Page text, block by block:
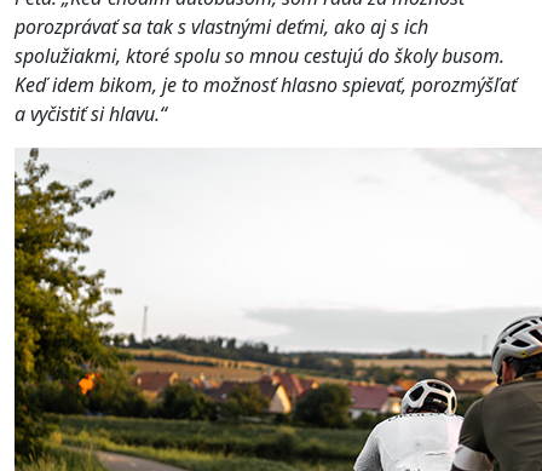
porozprávať sa tak s vlastnými deťmi, ako aj s ich
spolužiakmi, ktoré spolu so mnou cestujú do školy busom.
Keď idem bikom, je to možnosť hlasno spievať, porozmýšľať
a vyčistiť si hlavu.“